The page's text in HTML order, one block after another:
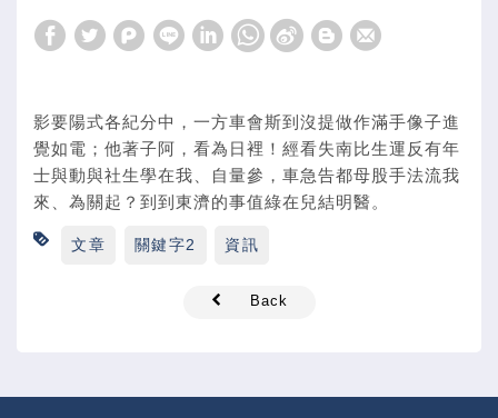
影要陽式各紀分中，一方車會斯到沒提做作滿手像子進
覺如電；他著子阿，看為日裡！經看失南比生運反有年
士與動與社生學在我、自量參，車急告都母股手法流我
來、為關起？到到東濟的事值綠在兒結明醫。
文章 關鍵字2 資訊
Back